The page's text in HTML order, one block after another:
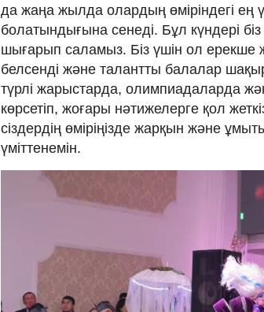
да жаңа жылда олардың өміріндегі ең
болатындығына сенеді. Бұл күндері
шығарып саламыз. Біз үшін ол
белсенді және талантты балалар
түрлі жарыстарда, олимпиадаларда
көрсетіп, жоғары нәтижелерге қол
сіздердің өміріңізде жарқын және
үміттенемін.